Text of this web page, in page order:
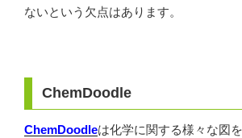
ないという欠点はあります。
ChemDoodle
ChemDoodleは化学に関する様々な図